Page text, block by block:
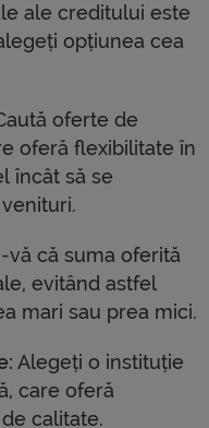
ale creditului este
opțiunea cea
oferte de
oferă flexibilitate în
încât să se
vă că suma oferită
evitând astfel
mari sau prea mici.
Alegeți o instituție
care oferă
calitate.